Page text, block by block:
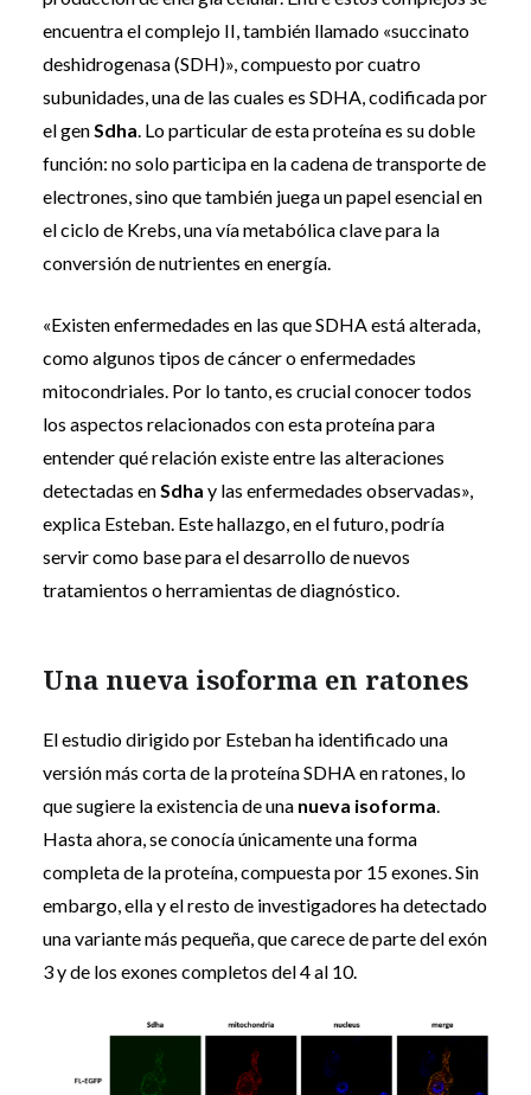
encuentra el complejo II, también llamado «succinato
deshidrogenasa (SDH)», compuesto por cuatro
subunidades, una de las cuales es SDHA, codificada por
el gen Sdha . Lo particular de esta proteína es su doble
función: no solo participa en la cadena de transporte de
electrones, sino que también juega un papel esencial en
el ciclo de Krebs, una vía metabólica clave para la
conversión de nutrientes en energía.
«Existen enfermedades en las que SDHA está alterada,
como algunos tipos de cáncer o enfermedades
mitocondriales. Por lo tanto, es crucial conocer todos
los aspectos relacionados con esta proteína para
entender qué relación existe entre las alteraciones
detectadas en Sdha y las enfermedades observadas»,
explica Esteban. Este hallazgo, en el futuro, podría
servir como base para el desarrollo de nuevos
tratamientos o herramientas de diagnóstico.
Una nueva isoforma en ratones
El estudio dirigido por Esteban ha identificado una
versión más corta de la proteína SDHA en ratones, lo
que sugiere la existencia de una nueva isoforma
Hasta ahora, se conocía únicamente una forma
completa de la proteína, compuesta por 15 exones. Sin
embargo, ella y el resto de investigadores ha detectado
una variante más pequeña, que carece de parte del exón
3 y de los exones completos del 4 al 10.